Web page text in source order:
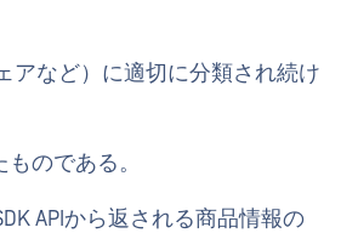
アなど）に適切に分類され続け
のである。
APIから返される商品情報の